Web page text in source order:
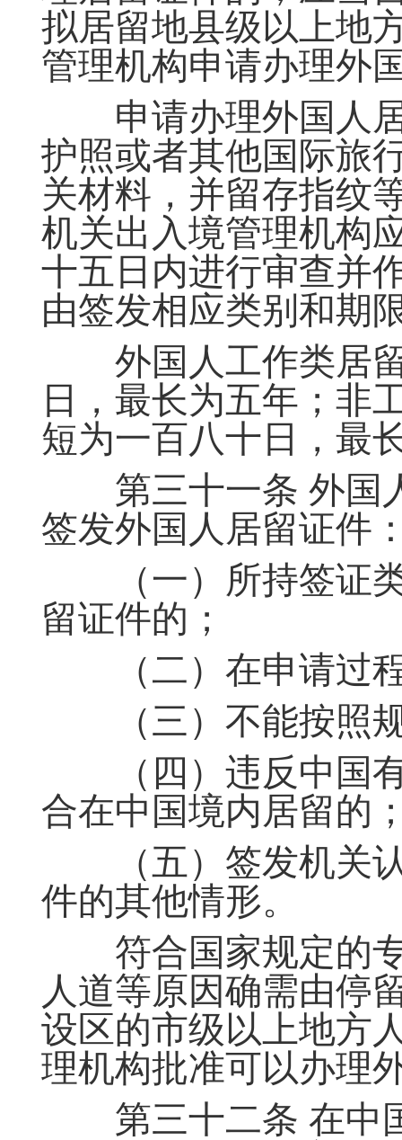
拟居留地县级以上地
管理机构申请办理外
申请办理外国人居
护照或者其他国际旅
关材料，并留存指纹
机关出入境管理机构
十五日内进行审查并
由签发相应类别和期
外国人工作类居留
日，最长为五年；非
短为一百八十日，最
第三十一条 外国
签发外国人居留证件
（一）所持签证类
留证件的；
（二）在申请过程
（三）不能按照规
（四）违反中国有
合在中国境内居留的
（五）签发机关认
件的其他情形。
符合国家规定的专
人道等原因确需由停
设区的市级以上地方
理机构批准可以办理
第三十二条 在中